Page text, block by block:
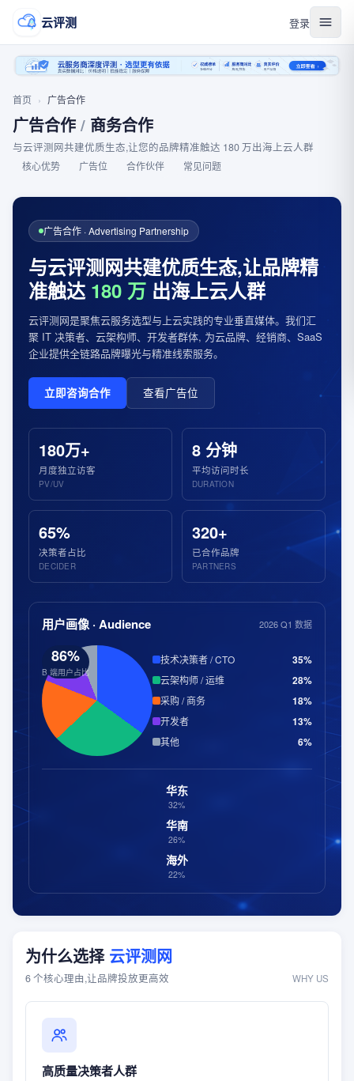
云评测 登录
首页 › 广告合作
广告合作 / 商务合作
与云评测网共建优质生态,让您的品牌精准触达 180 万出海上云人群
核心优势 广告位 合作伙伴 常见问题
广告合作 · Advertising Partnership
与云评测网共建优质生态,让品牌精
准触达 180 万 出海上云人群
云评测网是聚焦云服务选型与上云实践的专业垂直媒体。我们汇
聚 IT 决策者、云架构师、开发者群体, 为云品牌、经销商、SaaS
企业提供全链路品牌曝光与精准线索服务。
立即咨询合作 查看广告位
180万+
月度独立访客
PV/UV
8 分钟
平均访问时长
DURATION
65%
决策者占比
DECIDER
320+
已合作品牌
PARTNERS
用户画像 · Audience 2026 Q1 数据
86%
B 端用户占比
技术决策者 / CTO 35%
云架构师 / 运维 28%
采购 / 商务 18%
开发者 13%
其他 6%
华东
32%
华南
26%
海外
22%
为什么选择 云评测网
6 个核心理由,让品牌投放更高效 WHY US
高质量决策者人群